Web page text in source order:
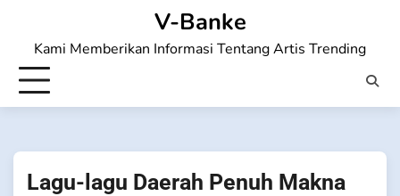
content
V-Banke
Kami Memberikan Informasi Tentang Artis Trending
Lagu-lagu Daerah Penuh Makna